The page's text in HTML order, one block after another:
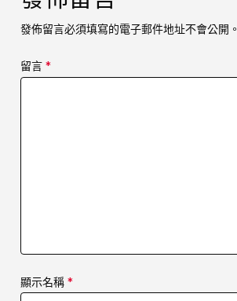
發佈留言必須填寫的電子郵件地址不會公開。
留言 *
顯示名稱 *